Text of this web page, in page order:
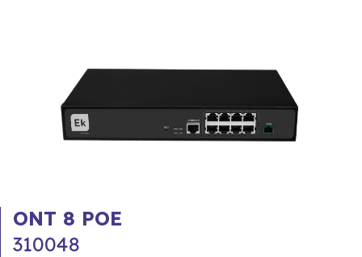
ONT 8 POE
310048